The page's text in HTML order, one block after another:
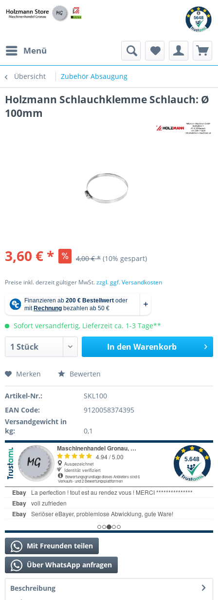
Menü
Übersicht Zubehör Absaugung
Holzmann Schlauchklemme Schlauch: Ø
100mm
3,60 € * 4,00 € * (10% gespart)
Preise inkl. derzeit gültiger MwSt.zzgl. ggf. Versandkosten
Sofort versandfertig, Lieferzeit ca. 1-3 Tage**
In den Warenkorb
Merken Bewerten
Artikel-Nr.:
SKL100
EAN Code:
9120058374395
Versandgewicht in
kg:
0,1
Mit Freunden teilen
Über WhatsApp anfragen
Beschreibung